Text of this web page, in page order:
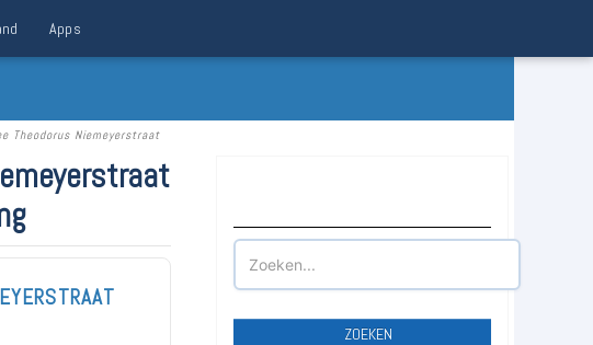
Apps
Theodorus Niemeyerstraat
ZOEKEN